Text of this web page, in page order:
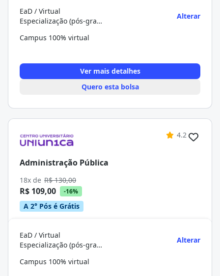
EaD / Virtual
Especialização (pós-graduação)
Alterar
Campus 100% virtual
Ver mais detalhes
Quero esta bolsa
4.2
Administração Pública
18x de R$ 130,00
R$ 109,00 -16%
A 2° Pós é Grátis
EaD / Virtual
Especialização (pós-graduação)
Alterar
Campus 100% virtual